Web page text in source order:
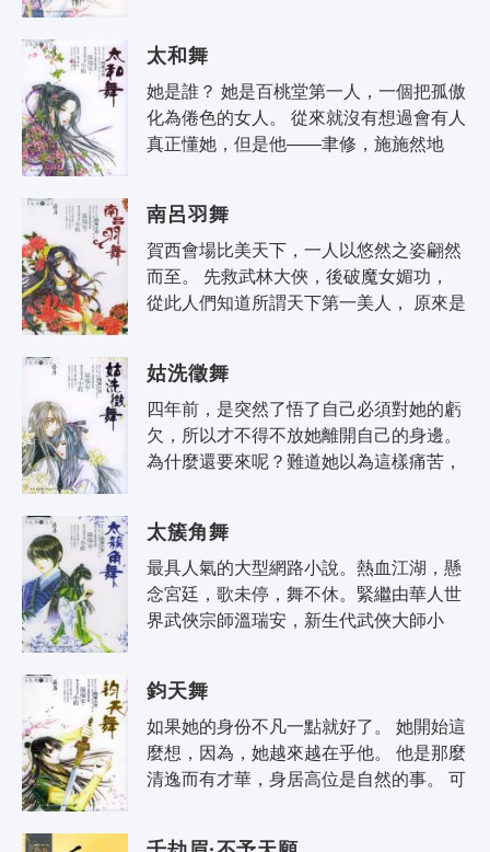
太和舞
她是誰？ 她是百桃堂第一人，一個把孤傲
化為倦色的女人。 從來就沒有想過會有人
真正懂她，但是他——聿修，施施然地
南呂羽舞
賀西會場比美天下，一人以悠然之姿翩然
而至。 先救武林大俠，後破魔女媚功，
從此人們知道所謂天下第一美人， 原來是
姑洗徵舞
四年前，是突然了悟了自己必須對她的虧
欠，所以才不得不放她離開自己的身邊。
為什麼還要來呢？難道她以為這樣痛苦，
太簇角舞
最具人氣的大型網路小說。熱血江湖，懸
念宮廷，歌未停，舞不休。緊繼由華人世
界武俠宗師溫瑞安，新生代武俠大師小
列..
鈞天舞
如果她的身份不凡一點就好了。 她開始這
麼想，因為，她越來越在乎他。 他是那麼
清逸而有才華，身居高位是自然的事。 可